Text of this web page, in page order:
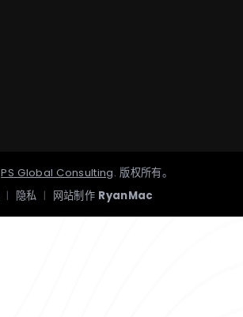
PS Global Consulting.版权所有。
| 隐私 | 网站制作 RyanMac